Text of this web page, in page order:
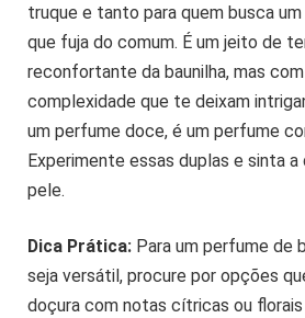
truque e tanto para quem busca
que fuja do comum. É um jeito de
reconfortante da baunilha, mas
complexidade que te deixam
um perfume doce, é um perfume
Experimente essas duplas e sinta a
pele.
Dica Prática: Para um perfume de
seja versátil, procure por opções
doçura com notas cítricas ou florais